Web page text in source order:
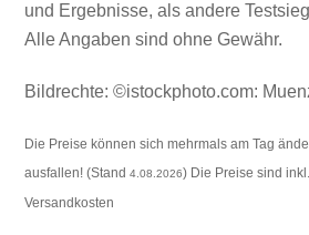
und Ergebnisse, als andere
Alle Angaben sind ohne Gewähr.
Bildrechte: ©istockphoto.com:
Die Preise können sich mehrmals am Tag
ausfallen! (Stand4.08.2026) Die Preise sind
Versandkosten